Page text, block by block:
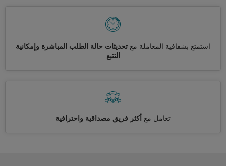
استمتع بشفافية المعاملة مع تحديثات حالة الطلب المباشرة وإمكانية
التتبع
تعامل مع أكثر فريق مصداقية واحترافية